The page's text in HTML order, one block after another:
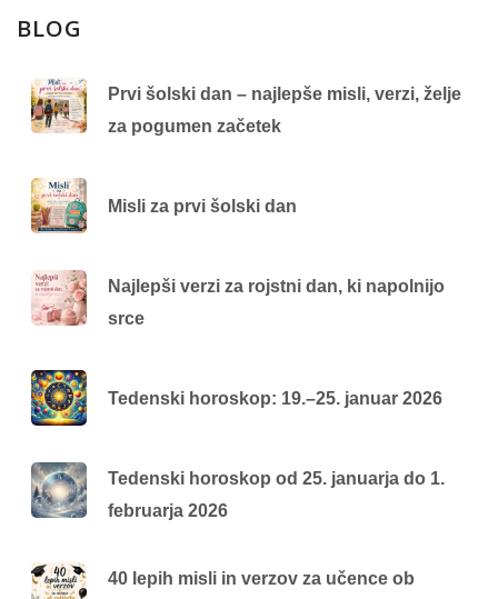
BLOG
Prvi šolski dan – najlepše misli, verzi, želje
za pogumen začetek
Misli za prvi šolski dan
Najlepši verzi za rojstni dan, ki napolnijo
srce
Tedenski horoskop: 19.–25. januar 2026
Tedenski horoskop od 25. januarja do 1.
februarja 2026
40 lepih misli in verzov za učence ob